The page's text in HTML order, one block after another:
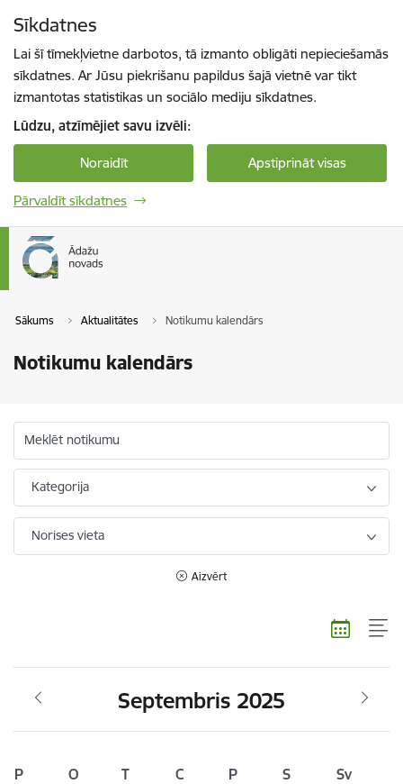
Sīkdatnes
Lai šī tīmekļvietne darbotos, tā izmanto obligāti nepieciešamās
sīkdatnes. Ar Jūsu piekrišanu papildus šajā vietnē var tikt
izmantotas statistikas un sociālo mediju sīkdatnes.
Lūdzu, atzīmējiet savu izvēli:
Noraidīt Apstiprināt visas
Pārvaldīt sīkdatnes
Sākums Aktualitātes Notikumu kalendārs
Notikumu kalendārs
Meklēt notikumu
Kategorija
Norises vieta
Aizvērt
Septembris 2025
P O T C P S
Sv